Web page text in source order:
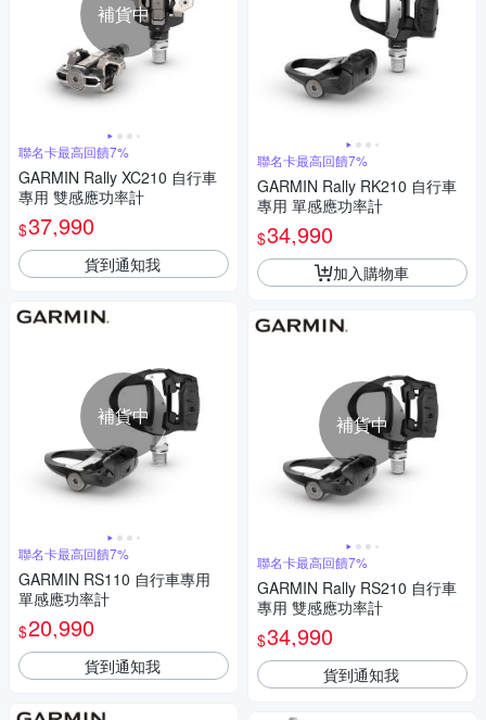
補貨中
聯名卡最高回饋7%
GARMIN Rally XC210 自行車
專用 雙感應功率計
$37,990
貨到通知我
補貨中
聯名卡最高回饋7%
GARMIN RS110 自行車專用
單感應功率計
$20,990
貨到通知我
聯名卡最高回饋7%
GARMIN Rally RK210 自行車
專用 單感應功率計
$34,990
加入購物車
補貨中
聯名卡最高回饋7%
GARMIN Rally RS210 自行車
專用 雙感應功率計
$34,990
貨到通知我